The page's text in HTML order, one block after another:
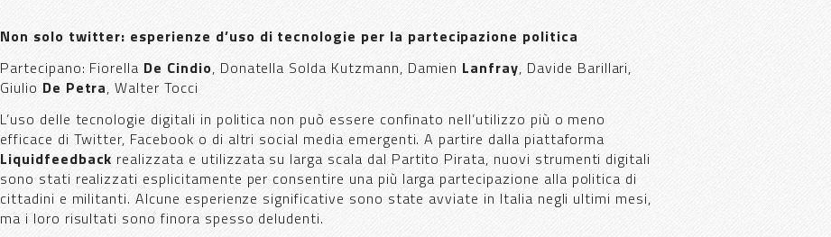
Non solo twitter: esperienze d’uso di tecnologie per la partecipazione politica
Partecipano: Fiorella De Cindio, Donatella Solda Kutzmann, Damien Lanfray, Davide Barillari,
Giulio De Petra, Walter Tocci
L’uso delle tecnologie digitali in politica non può essere confinato nell’utilizzo più o meno
efficace di Twitter, Facebook o di altri social media emergenti. A partire dalla piattaforma
Liquidfeedback realizzata e utilizzata su larga scala dal Partito Pirata, nuovi strumenti digitali
sono stati realizzati esplicitamente per consentire una più larga partecipazione alla politica di
cittadini e militanti. Alcune esperienze significative sono state avviate in Italia negli ultimi mesi,
ma i loro risultati sono finora spesso deludenti.